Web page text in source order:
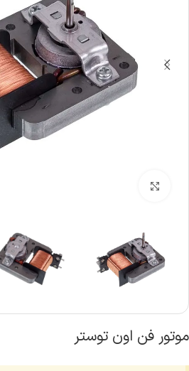
موتور فن اون توستر